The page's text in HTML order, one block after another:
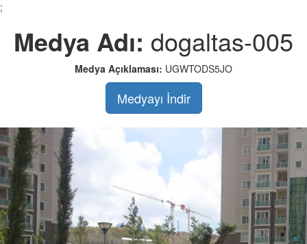
;
Medya Adı: dogaltas-005
Medya Açıklaması: UGWTODS5JO
Medyayı İndir